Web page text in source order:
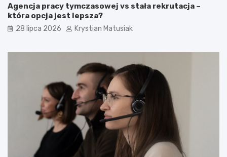
Agencja pracy tymczasowej vs stała rekrutacja –
która opcja jest lepsza?
28 lipca 2026 Krystian Matusiak